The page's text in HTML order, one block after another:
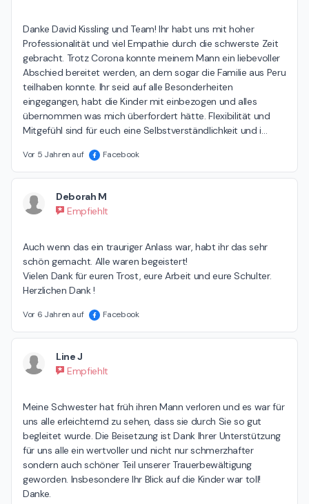
Danke David Kissling und Team! Ihr habt uns mit hoher
Professionalität und viel Empathie durch die schwerste Zeit
gebracht. Trotz Corona konnte meinem Mann ein liebevoller
Abschied bereitet werden, an dem sogar die Familie aus Peru
teilhaben konnte. Ihr seid auf alle Besonderheiten
eingegangen, habt die Kinder mit einbezogen und alles
übernommen was mich überfordert hätte. Flexibilität und
Mitgefühl sind für euch eine Selbstverständlichkeit und i…
Vor 5 Jahren auf Facebook
Deborah M
Empfiehlt
Auch wenn das ein trauriger Anlass war, habt ihr das sehr
schön gemacht. Alle waren begeistert!
Vielen Dank für euren Trost, eure Arbeit und eure Schulter.
Herzlichen Dank !
Vor 6 Jahren auf Facebook
Line J
Empfiehlt
Meine Schwester hat früh ihren Mann verloren und es war für
uns alle erleichternd zu sehen, dass sie durch Sie so gut
begleitet wurde. Die Beisetzung ist Dank Ihrer Unterstützung
für uns alle ein wertvoller und nicht nur schmerzhafter
sondern auch schöner Teil unserer Trauerbewältigung
geworden. Insbesondere Ihr Blick auf die Kinder war toll!
Danke.